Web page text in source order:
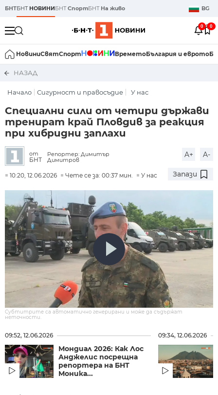
БНТБНТ НОВИНИБНТСпортБНТ На живо BG
0 0
НовиниСвятСпорт ВреметоБългария и еврото
НАЗАД
Начало Сигурност и правосъдие У нас
Специални сили от четири държави
тренират край Пловдив за реакция
при хибридни заплахи
от
БНТ
Репортер: Димитър
Димитров
A+ A-
10:20, 12.06.2026 Чете се за: 00:37 мин. У нас Запази
Субтитрите са автоматично генерирани и може да съдържат
неточности.
09:52, 12.06.2026
Мондиал 2026: Как Лос
Анджелис посрещна
репортера на БНТ
Моника...
09:34, 12.06.2026